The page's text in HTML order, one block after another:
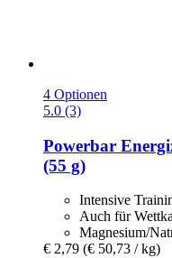
4 Optionen
5.0 (3)
Powerbar
(55 g)
Intensive
Auch für
Magnesium/
€ 2,79 (€ 50,73 / kg)